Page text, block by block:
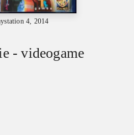
4, 2014
- videogame